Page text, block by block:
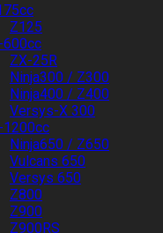
Z125
600cc
ZX-25R
Ninja300 / Z300
Ninja400 / Z400
Versys-X 300
Ninja650 / Z650
Vulcans 650
Versys 650
Z800
Z900
Z900RS